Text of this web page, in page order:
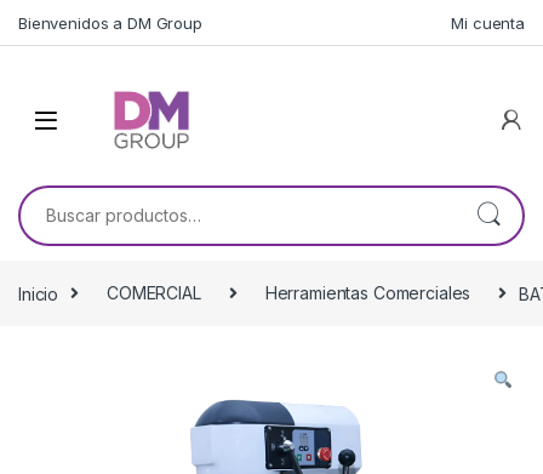
Bienvenidos a DM Group Mi cuenta
Buscar por:
Inicio COMERCIAL Herramientas Comerciales